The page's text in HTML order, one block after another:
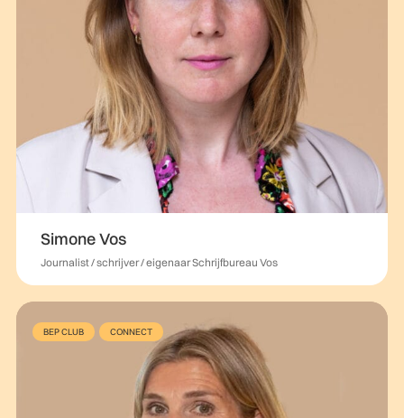
Simone Vos
Journalist / schrijver / eigenaar Schrijfbureau Vos
BEP CLUB CONNECT